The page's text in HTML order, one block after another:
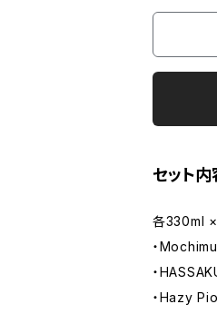
セット内
各330ml ×
・
・
・Hazy